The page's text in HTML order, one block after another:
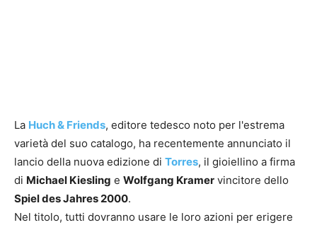
La Huch & Friends, editore tedesco noto per l'estrema
varietà del suo catalogo, ha recentemente annunciato il
lancio della nuova edizione di Torres, il gioiellino a firma
di Michael Kiesling e Wolfgang Kramer vincitore dello
Spiel des Jahres 2000.
Nel titolo, tutti dovranno usare le loro azioni per erigere